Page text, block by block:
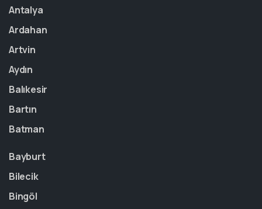
Antalya
Ardahan
Artvin
Aydın
Balıkesir
Bartın
Batman
Bayburt
Bilecik
Bingöl